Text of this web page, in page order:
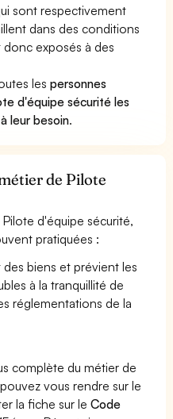
sont respectivement
dans des conditions
exposés à des
lespersonnes
d'équipe sécurité les
leur besoin.
de Pilote
d'équipe sécurité,
pratiquées :
biens et prévient les
à la tranquillité de
réglementations de la
complète du métier de
vous rendre sur le
la fiche sur leCode